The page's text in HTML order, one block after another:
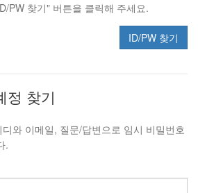
PW 찾기" 버튼을 클릭해 주세요.
ID/PW 찾기
정 찾기
와 이메일, 질문/답변으로 임시 비밀번호
.